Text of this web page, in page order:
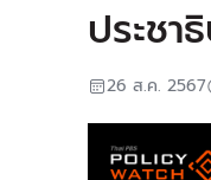
ประชา
26 ส.ค. 2567